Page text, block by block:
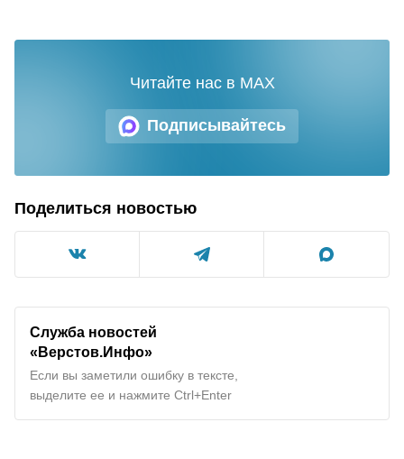
Подписывайтесь
Читайте нас в MAX
Поделиться новостью
Служба новостей
«Верстов.Инфо»
Если вы заметили ошибку в тексте,
выделите ее и нажмите Ctrl+Enter